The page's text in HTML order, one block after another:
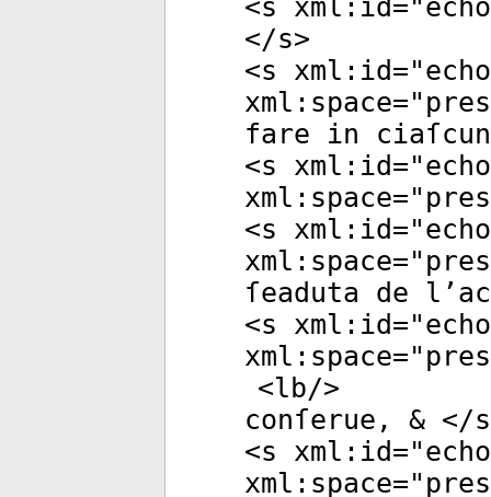
<s xml:id="
</s>
<s xml:id="
xml:space="
fare in
<s xml:id="
xml:space="
<s xml:id="
xml:space="
ſeaduta de
<s xml:id="
xml:space="
<lb/>
conſerue, & </s
<s xml:id="
xml:space="